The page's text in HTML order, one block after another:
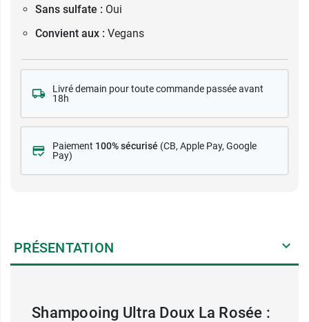
Sans sulfate : Oui
Convient aux : Vegans
Livré demain pour toute commande passée avant
18h
Paiement 100% sécurisé (CB, Apple Pay, Google
Pay)
PRÉSENTATION
Shampooing Ultra Doux La Rosée :